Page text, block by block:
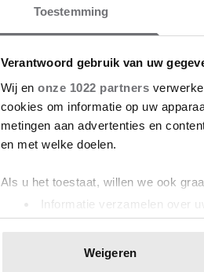
Toestemming
Verantwoord gebruik van uw
Wij en onze 1022 partners
cookies om informatie op uw
metingen aan advertenties en
en met welke doelen.
Als u het toestaat, willen we ook
Informatie verzamelen over
Uw apparaat identificeren
toestemming op elk moment
Weigeren